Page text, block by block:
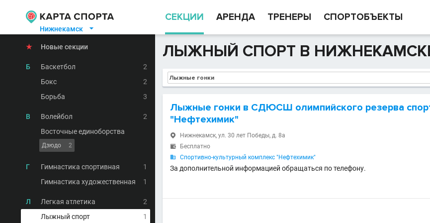
Нижнекамск 
СЕКЦИИ АРЕНДА ТРЕНЕРЫ СПОРТОБЪЕКТЫ
★ Новые секции
Б Баскетбол
2
Бокс
2
Борьба
3
В Волейбол
2
Восточные единоборства
Дзюдо 2
Г Гимнастика спортивная
1
Гимнастика художественная
1
Л Легкая атлетика
2
Лыжный спорт
1
ЛЫЖНЫЙ СПОРТ В
Лыжные гонки в СДЮСШ олимпийского резерва
"Нефтехимик"
 Нижнекамск, ул. 30 лет Победы, д. 8а
 Бесплатно
 Спортивно-культурный комплекс "Нефтехимик"
За дополнительной информацией обращаться по телефону.